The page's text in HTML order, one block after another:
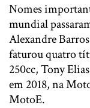
Nomes
mundial
Alexandre
faturou quatro
250cc, Tony
em 2018, na
MotoE.